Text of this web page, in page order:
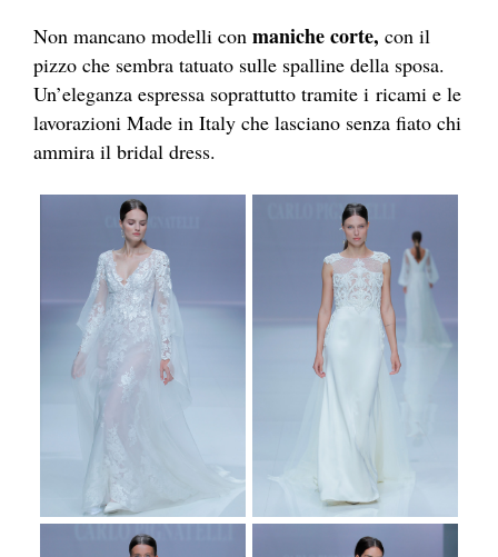
Non mancano modelli con maniche corte, con il
pizzo che sembra tatuato sulle spalline della sposa.
Un’eleganza espressa soprattutto tramite i ricami e le
lavorazioni Made in Italy che lasciano senza fiato chi
ammira il bridal dress.